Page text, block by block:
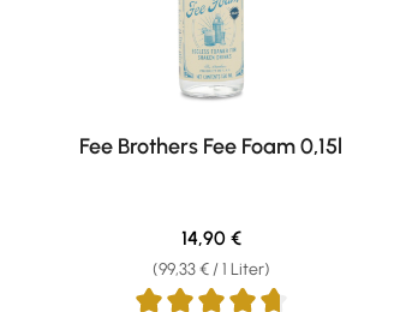
Fee Brothers Fee Foam 0,15l
(99,33 € / 1 Liter)
Regulärer Preis:
14,90 €